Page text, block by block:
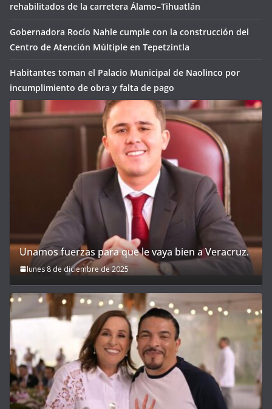
rehabilitados de la carretera Álamo–Tihuatlán
Gobernadora Rocío Nahle cumple con la construcción del
Centro de Atención Múltiple en Tepetzintla
Habitantes toman el Palacio Municipal de Naolinco por
incumplimiento de obra y falta de pago
Unamos fuerzas para que le vaya bien a Veracruz.
lunes 8 de diciembre de 2025